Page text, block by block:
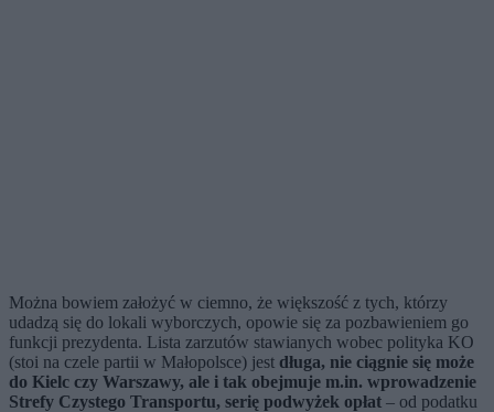
Można bowiem założyć w ciemno, że większość z tych, którzy
udadzą się do lokali wyborczych, opowie się za pozbawieniem go
funkcji prezydenta. Lista zarzutów stawianych wobec polityka KO
(stoi na czele partii w Małopolsce) jest długa, nie ciągnie się może
do Kielc czy Warszawy, ale i tak obejmuje m.in. wprowadzenie
Strefy Czystego Transportu, serię podwyżek opłat – od podatku